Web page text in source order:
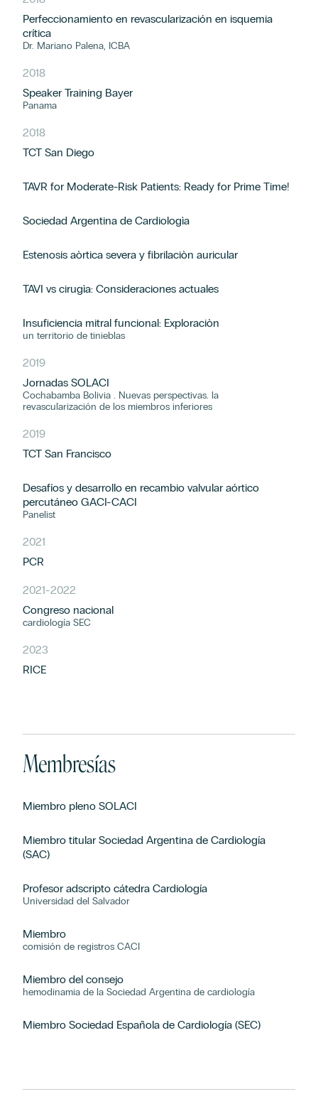
Perfeccionamiento en revascularización en isquemia
crítica
Dr. Mariano Palena, ICBA
2018
Speaker Training Bayer
Panama
2018
TCT San Diego
TAVR for Moderate-Risk Patients: Ready for Prime Time!
Sociedad Argentina de Cardiologìa
Estenosis aòrtica severa y fibrilaciòn auricular
TAVI vs cirugìa: Consideraciones actuales
Insuficiencia mitral funcional: Exploraciòn
un territorio de tinieblas
2019
Jornadas SOLACI
Cochabamba Bolivia . Nuevas perspectivas. la
revascularización de los miembros inferiores
2019
TCT San Francisco
Desafíos y desarrollo en recambio valvular aórtico
percutáneo GACI-CACI
Panelist
2021
PCR
2021-2022
Congreso nacional
cardiología SEC
2023
RICE
Membresías
Miembro pleno SOLACI
Miembro titular Sociedad Argentina de Cardiología
(SAC)
Profesor adscripto cátedra Cardiología
Universidad del Salvador
Miembro
comisión de registros CACI
Miembro del consejo
hemodinamia de la Sociedad Argentina de cardiología
Miembro Sociedad Española de Cardiología (SEC)